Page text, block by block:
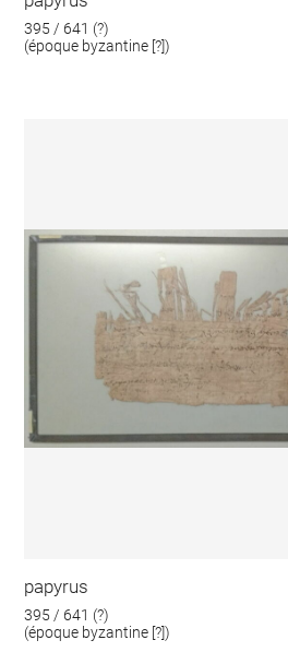
395 / 641 (?)
(époque byzantine [?])
papyrus
395 / 641 (?)
(époque byzantine [?])